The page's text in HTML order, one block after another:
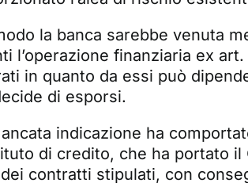
la banca sarebbe venuta
l’operazione finanziaria ex
in quanto da essi può
di esporsi.
indicazione ha
di credito, che ha portato
contratti stipulati, con